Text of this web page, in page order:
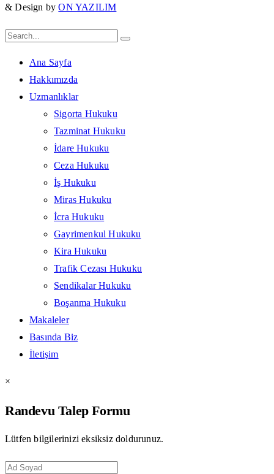
& Design byON YAZILIM
Ana Sayfa
Hakkımızda
Uzmanlıklar
Sigorta Hukuku
Tazminat Hukuku
İdare Hukuku
Ceza Hukuku
İş Hukuku
Miras Hukuku
İcra Hukuku
Gayrimenkul Hukuku
Kira Hukuku
Trafik Cezası Hukuku
Sendikalar Hukuku
Boşanma Hukuku
Makaleler
Basında Biz
İletişim
×
Randevu Talep Formu
Lütfen bilgilerinizi eksiksiz doldurunuz.